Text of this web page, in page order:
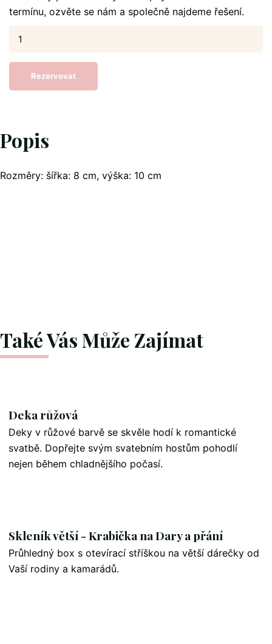
termínu, ozvěte se nám a společně najdeme řešení.
Skleněný
baňka
množství
Rezervovat
Popis
Rozměry: šířka: 8 cm, výška: 10 cm
Také Vás Může Zajímat
Deka růžová
Deky v růžové barvě se skvěle hodí k romantické
svatbě. Dopřejte svým svatebním hostům pohodlí
nejen během chladnějšího počasí.
Skleník větší - Krabička na Dary a přání
Průhledný box s otevírací stříškou na větší dárečky od
Vaší rodiny a kamarádů.